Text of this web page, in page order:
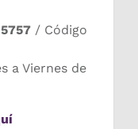
/ Código
a Viernes de